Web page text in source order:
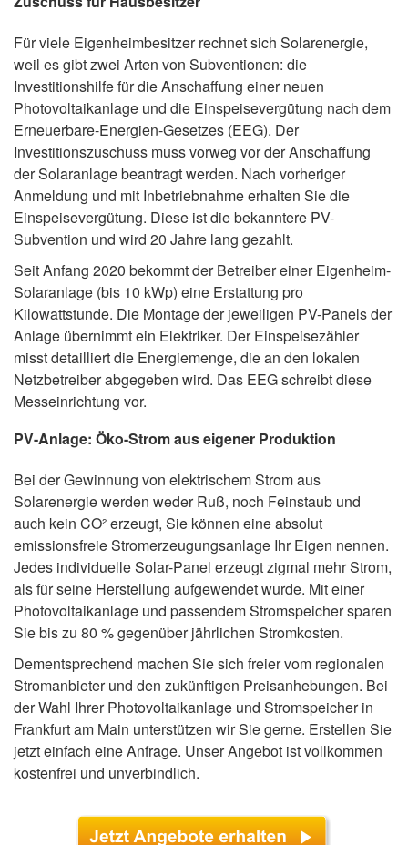
Für viele Eigenheimbesitzer rechnet sich Solarenergie,
weil es gibt zwei Arten von Subventionen: die
Investitionshilfe für die Anschaffung einer neuen
Photovoltaikanlage und die Einspeisevergütung nach dem
Erneuerbare-Energien-Gesetzes (EEG). Der
Investitionszuschuss muss vorweg vor der Anschaffung
der Solaranlage beantragt werden. Nach vorheriger
Anmeldung und mit Inbetriebnahme erhalten Sie die
Einspeisevergütung. Diese ist die bekanntere PV-
Subvention und wird 20 Jahre lang gezahlt.
Seit Anfang 2020 bekommt der Betreiber einer Eigenheim-
Solaranlage (bis 10 kWp) eine Erstattung pro
Kilowattstunde. Die Montage der jeweiligen PV-Panels der
Anlage übernimmt ein Elektriker. Der Einspeisezähler
misst detailliert die Energiemenge, die an den lokalen
Netzbetreiber abgegeben wird. Das EEG schreibt diese
Messeinrichtung vor.
PV-Anlage: Öko-Strom aus eigener Produktion
Bei der Gewinnung von elektrischem Strom aus
Solarenergie werden weder Ruß, noch Feinstaub und
auch kein CO² erzeugt, Sie können eine absolut
emissionsfreie Stromerzeugungsanlage Ihr Eigen nennen.
Jedes individuelle Solar-Panel erzeugt zigmal mehr Strom,
als für seine Herstellung aufgewendet wurde. Mit einer
Photovoltaikanlage und passendem Stromspeicher sparen
Sie bis zu 80 % gegenüber jährlichen Stromkosten.
Dementsprechend machen Sie sich freier vom regionalen
Stromanbieter und den zukünftigen Preisanhebungen. Bei
der Wahl Ihrer Photovoltaikanlage und Stromspeicher in
Frankfurt am Main unterstützen wir Sie gerne. Erstellen Sie
jetzt einfach eine Anfrage. Unser Angebot ist vollkommen
kostenfrei und unverbindlich.